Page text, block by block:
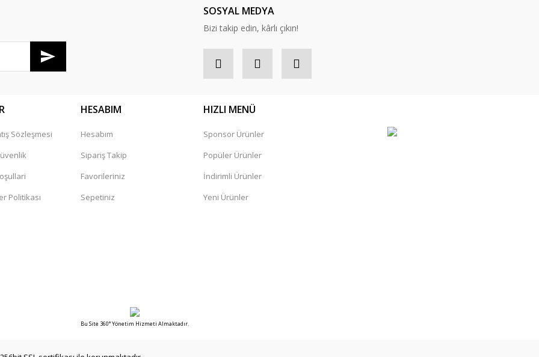
SOSYAL MEDYA
Bizi takip edin, kârlı çıkın!
Sözleşmesi
Politikası
HESABIM
Hesabım
Sipariş Takip
Favorileriniz
Sepetiniz
HIZLI MENÜ
Sponsor Ürünler
Popüler Ürünler
İndirimli Ürünler
Yeni Ürünler
Bu Site 360° Yönetim Hizmeti Almaktadır.